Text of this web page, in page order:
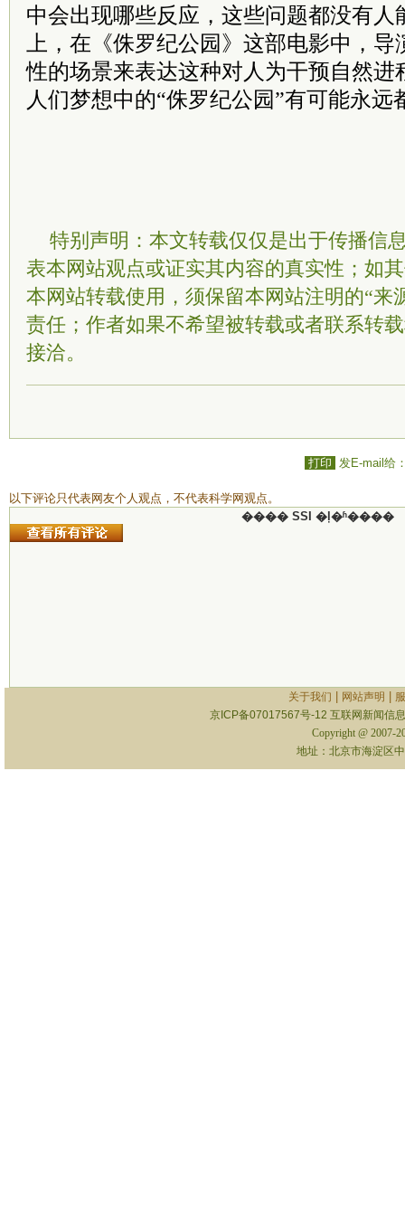
中会出现哪些反应，这些问题都没有人
上，在《侏罗纪公园》这部电影中，
性的场景来表达这种对人为干预自然进
人们梦想中的“侏罗纪公园”有可能永远
特别声明：本文转载仅仅是出于传播信
表本网站观点或证实其内容的真实性；如
本网站转载使用，须保留本网站注明的“来
责任；作者如果不希望被转载或者联系转
接洽。
打印 发E-mail给
以下评论只代表网友个人观点，不代表科学网观点。
���� SSI �ļ�ʱ����
关于我们 网站声明
京ICP备07017567号-12 互联网新闻信
Copyright @ 2007-
地址：北京市海淀区